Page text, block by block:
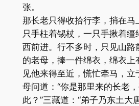
张。
那长老只得收拾行李，捎在马
只手柱着锡杖，一只手揪着缰
西前进。行不多时，只见山路
的老母，捧一件绵衣，绵衣上
见他来得至近，慌忙牵马，
母问道：“你是那里来的长老
此？”三藏道：“弟子乃东土大